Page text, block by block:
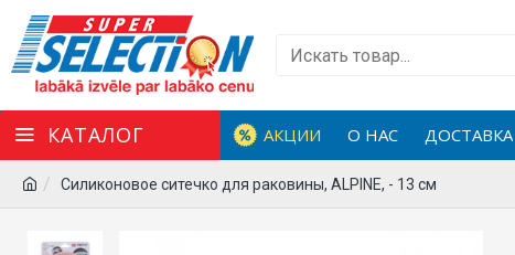
КАТАЛОГ АКЦИИ О НАС ДОСТАВКА
Силиконовое ситечко для раковины, ALPINE, - 13 см